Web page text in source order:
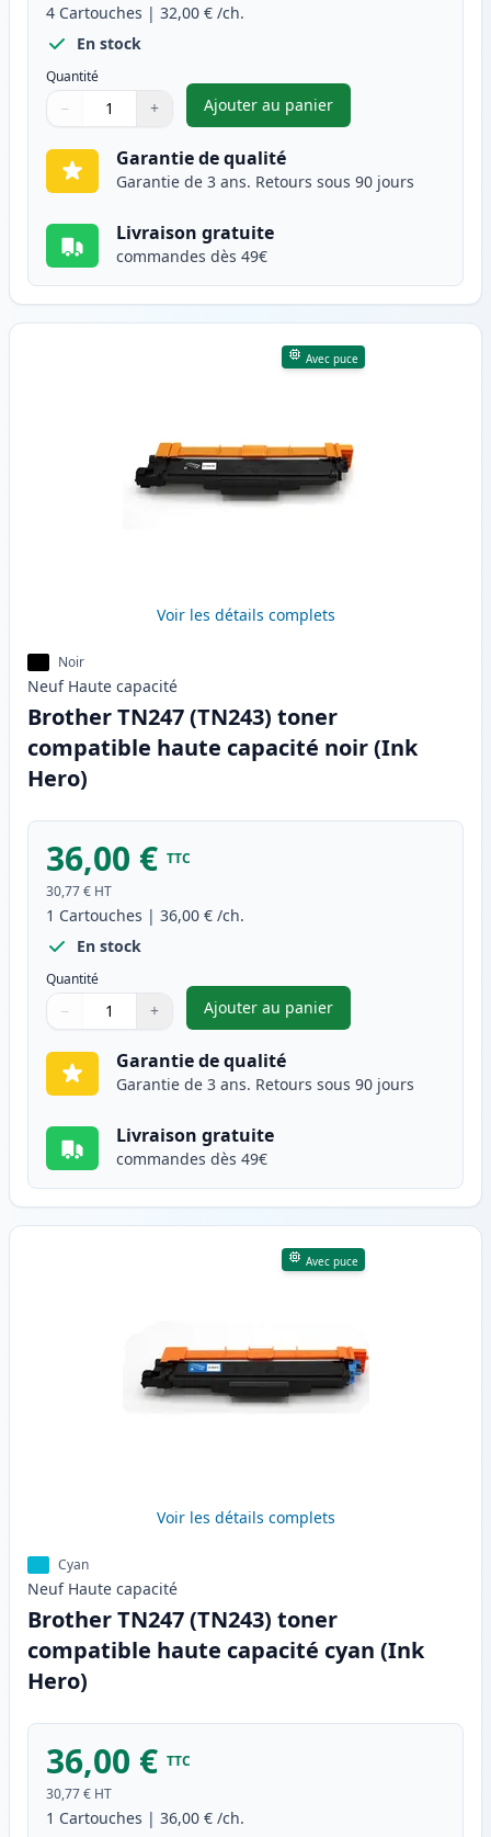
4 Cartouches | 32,00 € /ch.
En stock
Quantité
Quantité
Utilisez les boutons pour ajuster
− +
Quantité
Ajouter au panier
,Pack de 4 Brother TN247
Garantie de qualité
Garantie de 3 ans. Retours sous 90 jours
Livraison gratuite
commandes dès 49€
Avec puce
Voir les détails complets
Noir
Neuf Haute capacité
Brother TN247 (TN243) toner
compatible haute capacité noir (Ink
Hero)
36,00 € TTC
30,77 € HT
1 Cartouches | 36,00 € /ch.
En stock
Quantité
Quantité
Utilisez les boutons pour ajuster
− +
Quantité
Ajouter au panier
,Brother TN247 (TN243)
Garantie de qualité
Garantie de 3 ans. Retours sous 90 jours
Livraison gratuite
commandes dès 49€
Avec puce
Voir les détails complets
Cyan
Neuf Haute capacité
Brother TN247 (TN243) toner
compatible haute capacité cyan (Ink
Hero)
36,00 € TTC
30,77 € HT
1 Cartouches | 36,00 € /ch.